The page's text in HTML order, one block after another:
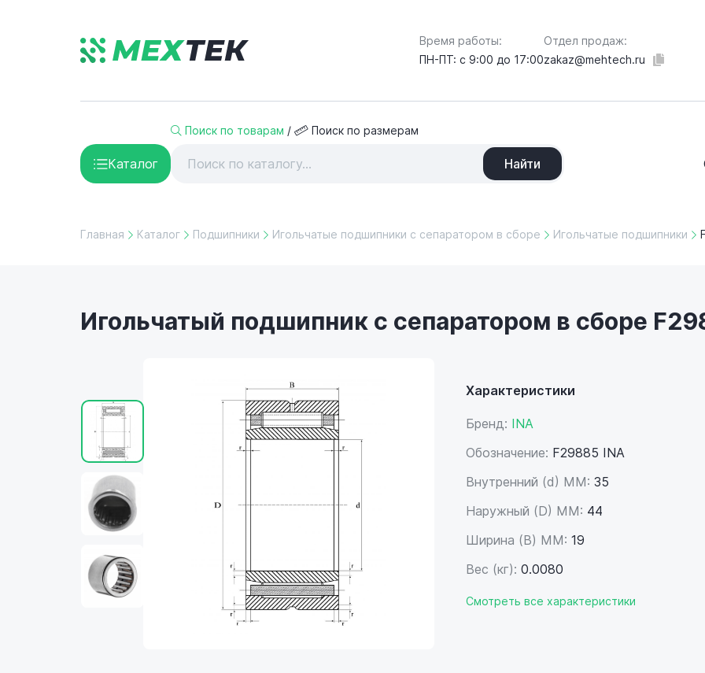
Время работы:
ПН-ПТ: с 9:00 до 17:00
Отдел продаж:
zakaz@mehtech.ru
Каталог
Поиск по товарам / Поиск по размерам
Найти
Главная Каталог Подшипники Игольчатые подшипники с сепаратором в сборе Игольчатые подшипники
Игольчатый подшипник с сепаратором в сборе
Характеристики
Бренд: INA
Обозначение: F29885 INA
Внутренний (d) ММ: 35
Наружный (D) ММ: 44
Ширина (B) MM: 19
Вес (кг): 0.0080
Смотреть все характеристики